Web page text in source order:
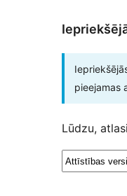
pieejamas
Lūdzu,